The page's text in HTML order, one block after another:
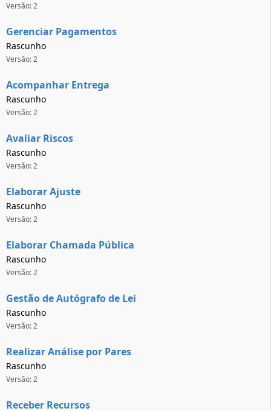
Versão: 2
Gerenciar Pagamentos
Rascunho
Versão: 2
Acompanhar Entrega
Rascunho
Versão: 2
Avaliar Riscos
Rascunho
Versão: 2
Elaborar Ajuste
Rascunho
Versão: 2
Elaborar Chamada Pública
Rascunho
Versão: 2
Gestão de Autógrafo de Lei
Rascunho
Versão: 2
Realizar Análise por Pares
Rascunho
Versão: 2
Receber Recursos